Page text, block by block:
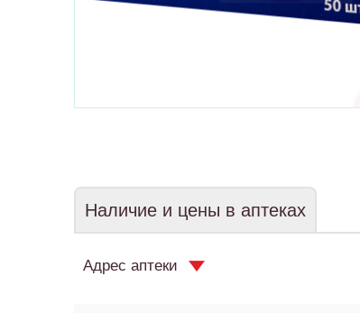
Наличие и цены в аптеках
Адрес аптеки